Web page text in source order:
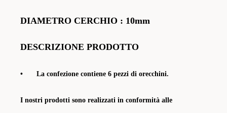
DIAMETRO CERCHIO : 10mm
DESCRIZIONE PRODOTTO
• La confezione contiene 6 pezzi di orecchini.
I nostri prodotti sono realizzati in conformità alle